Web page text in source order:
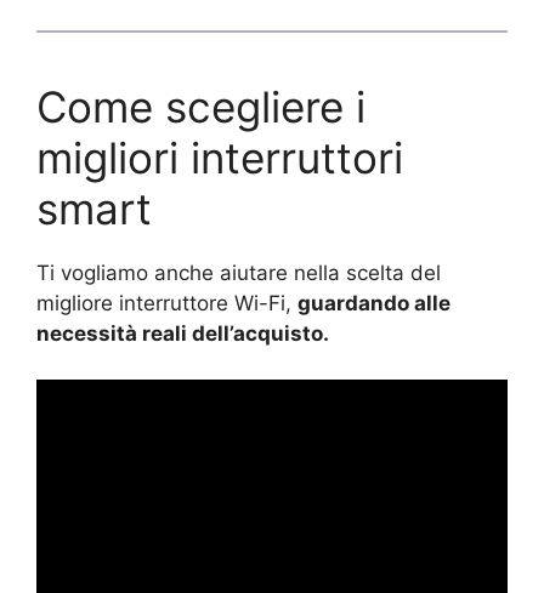
Come scegliere i
migliori interruttori
smart
Ti vogliamo anche aiutare nella scelta del
migliore interruttore Wi-Fi, guardando alle
necessità reali dell’acquisto.